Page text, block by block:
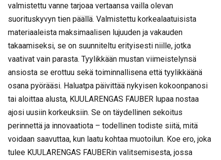
valmistettu vanne tarjoaa vertaansa vailla olevan
suorituskyvyn tien päällä. Valmistettu korkealaatuisista
materiaaleista maksimaalisen lujuuden ja vakauden
takaamiseksi, se on suunniteltu erityisesti niille, jotka
vaativat vain parasta. Tyylikkään mustan viimeistelynsä
ansiosta se erottuu sekä toiminnallisena että tyylikkäänä
osana pyörääsi. Haluatpa päivittää nykyisen kokoonpanosi
tai aloittaa alusta, KUULARENGAS FAUBER lupaa nostaa
ajosi uusiin korkeuksiin. Se on täydellinen sekoitus
perinnettä ja innovaatiota – todellinen todiste siitä, mitä
voidaan saavuttaa, kun laatu kohtaa muotoilun. Koe ero, joka
tulee KUULARENGAS FAUBERin valitsemisesta, jossa